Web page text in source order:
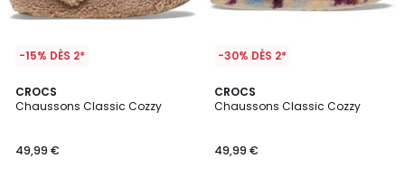
-15% DÈS 2*
CROCS
Chaussons Classic Cozzy
€.
49,99 €
3,9
/ 5
3
Couleurs
-30% DÈS 2*
CROCS
Chaussons Classic Cozzy
49,99 €
5
/